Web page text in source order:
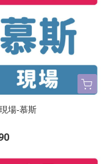
場-慕斯